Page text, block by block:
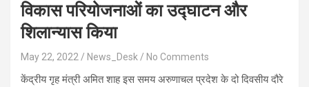
विकास परियोजनाओं का उद्घाटन और
शिलान्यास किया
May 22, 2022 News_Desk No Comments
केंद्रीय गृह मंत्री अमित शाह इस समय अरुणाचल प्रदेश के दो दिवसीय दौरे